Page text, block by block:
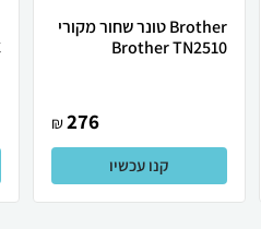
Brother טונר שחור מקורי
Brother TN2510
276
₪
קנו עכשיו